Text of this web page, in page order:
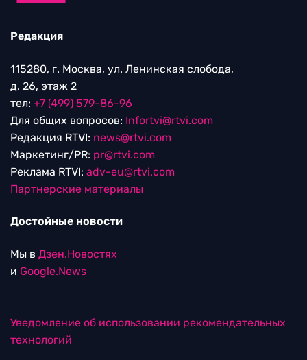
Редакция
115280, г. Москва, ул. Ленинская слобода,
д. 26, этаж 2
тел: +7 (499) 579-86-96
Для общих вопросов: Infortvi@rtvi.com
Редакция RTVI: news@rtvi.com
Маркетинг/PR: pr@rtvi.com
Реклама RTVI: adv-eu@rtvi.com
Партнерские материалы
Достойные новости
Мы в Дзен.Новостях
и Google.News
Уведомление об использовании рекомендательных
технологий